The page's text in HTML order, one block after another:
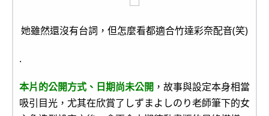
她雖然還沒有台詞，但怎麼看都適合竹達彩奈配音(笑)
.
本片的公開方式、日期尚未公開 ，故事與設定本身相當
吸引目光，尤其在欣賞了しずまよしのり老師筆下的女